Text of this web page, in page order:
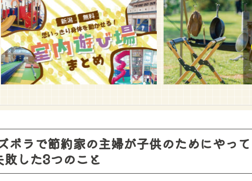
ボラで節約家の主婦が子供のためにやって
した3つのこと